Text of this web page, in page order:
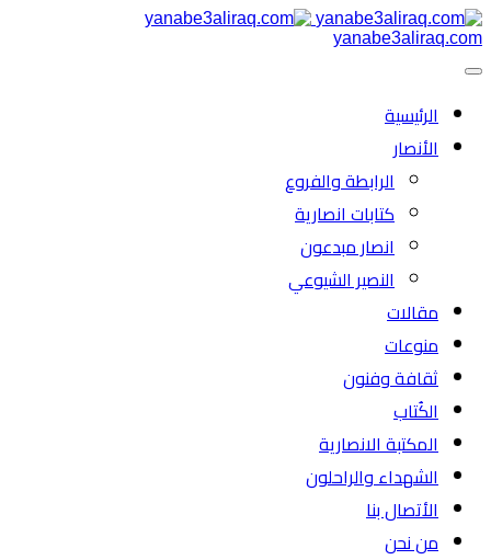
yanabe3aliraq.com
الرئیسية
الأنصار
الرابطة والفروع
كتابات انصارية
انصار مبدعون
النصیر الشیوعي
مقالات
منوعات
ثقافة وفنون
الكُتاب
المكتبة الانصارية
الشهداء والراحلون
الأتصال بنا
من نحن